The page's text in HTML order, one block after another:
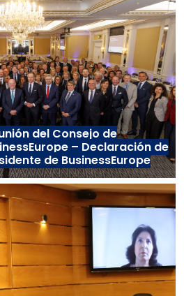
del Consejo de
– Declaración de
de BusinessEurope